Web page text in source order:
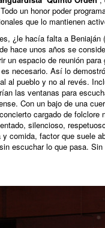
un honor poder
que lo mantienen
¿le hacía falta a
hace unos años se
un espacio de reunión
necesario. Así lo
al pueblo y no al revés.
las ventanas para
Con un bajo de una
cargado de folclore
silencioso,
comida, factor que suele
escuchar lo que pasa.